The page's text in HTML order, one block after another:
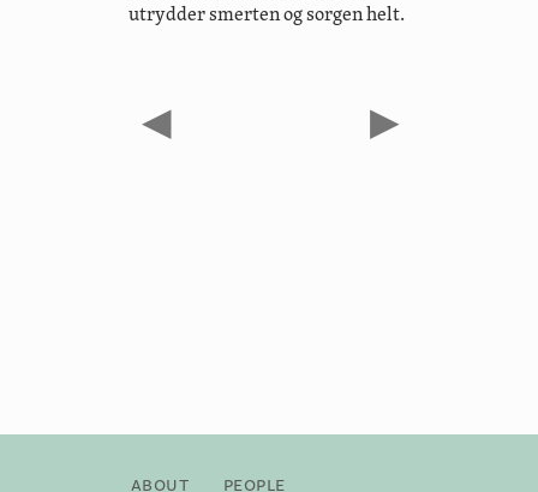
utrydder smerten og sorgen helt.
◀ ▶
About People